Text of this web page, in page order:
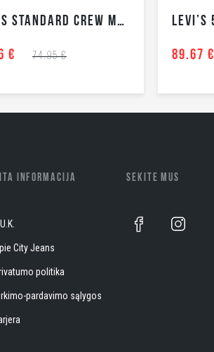
LEVI’S STANDARD CREW MOTERIŠKAS BLIUZONAS
€ 74.95 € 89.67 €
INFORMACIJA
City Jeans
politika
pardavimo sąlygos
SEKITE MUS